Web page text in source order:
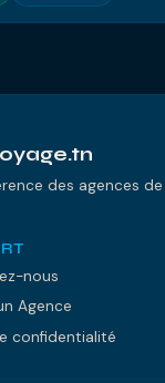
des agences de
nous
Agence
confidentialité